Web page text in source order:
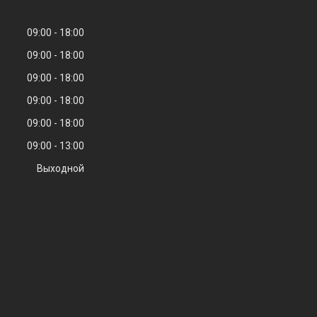
09:00
18:00
09:00
18:00
09:00
18:00
09:00
18:00
09:00
18:00
09:00
13:00
Выходной